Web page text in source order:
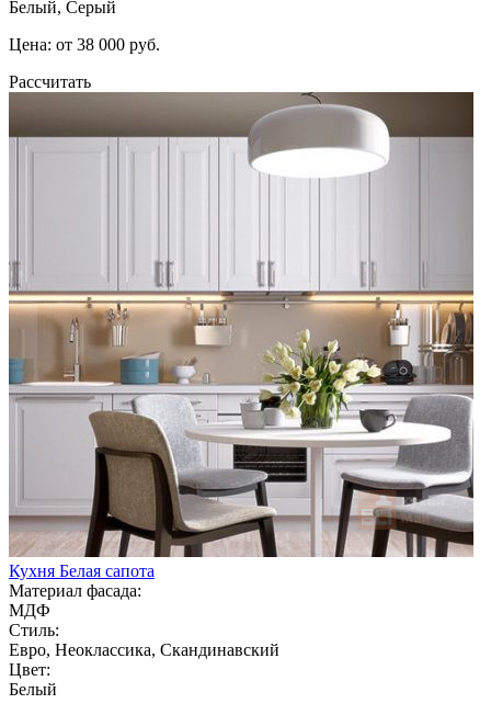
Белый, Серый
Цена: от 38 000 руб.
Рассчитать
Кухня Белая сапота
Материал фасада:
МДФ
Стиль:
Евро, Неоклассика, Скандинавский
Цвет:
Белый